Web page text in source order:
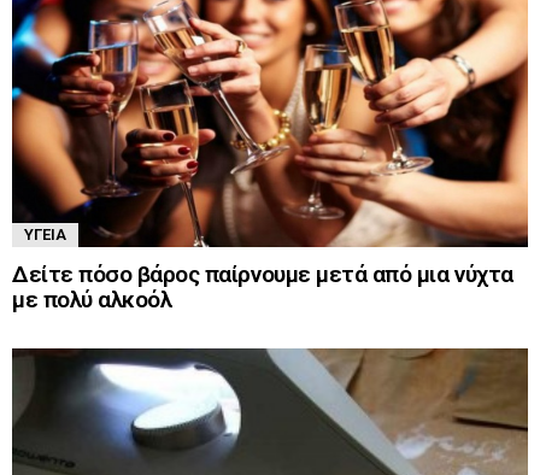
ΥΓΕΊΑ
Δείτε πόσο βάρος παίρνουμε μετά από μια νύχτα
με πολύ αλκοόλ